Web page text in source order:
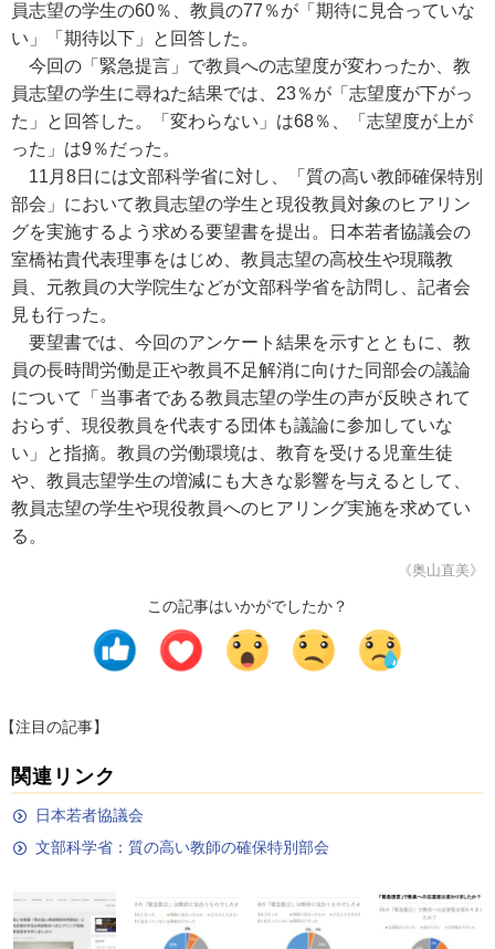
員志望の学生の60％、教員の77％が「期待に見合っていな
い」「期待以下」と回答した。
今回の「緊急提言」で教員への志望度が変わったか、教
員志望の学生に尋ねた結果では、23％が「志望度が下がっ
た」と回答した。「変わらない」は68％、「志望度が上が
った」は9％だった。
11月8日には文部科学省に対し、「質の高い教師確保特別
部会」において教員志望の学生と現役教員対象のヒアリン
グを実施するよう求める要望書を提出。日本若者協議会の
室橋祐貴代表理事をはじめ、教員志望の高校生や現職教
員、元教員の大学院生などが文部科学省を訪問し、記者会
見も行った。
要望書では、今回のアンケート結果を示すとともに、教
員の長時間労働是正や教員不足解消に向けた同部会の議論
について「当事者である教員志望の学生の声が反映されて
おらず、現役教員を代表する団体も議論に参加していな
い」と指摘。教員の労働環境は、教育を受ける児童生徒
や、教員志望学生の増減にも大きな影響を与えるとして、
教員志望の学生や現役教員へのヒアリング実施を求めてい
る。
《奥山直美》
この記事はいかがでしたか？
【注目の記事】
関連リンク
日本若者協議会
文部科学省：質の高い教師の確保特別部会